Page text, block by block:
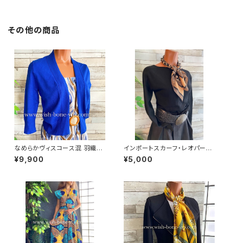
その他の商品
なめらかヴィスコース混 羽織り
カーディガン USAインポート/ブ
ルー
¥9,900
インポートスカーフ・レオパード/
ヒョウ柄 小さめスカーフ ツヤス
カーフ・バッグスカーフ/レオパー
¥5,000